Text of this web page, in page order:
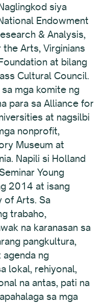
siya
Endowment
& Analysis,
Arts, Virginians
at bilang
Cultural Council.
mga komite ng
para sa Alliance for
at nagsilbi
nonprofit,
Museum at
Napili si Holland
Young
2014 at isang
of Arts. Sa
trabaho,
na karanasan sa
pangkultura,
agenda ng
lokal, rehiyonal,
na antas, pati na
sa mga